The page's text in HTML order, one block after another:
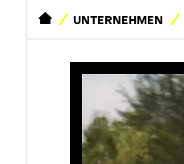
STARTSEITEUNTERNEHMEN